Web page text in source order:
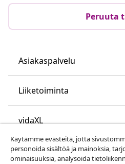
Peruuta
Asiakaspalvelu
Liiketoiminta
vidaXL
Löydä lisää
Käytämme evästeitä, jotta
personoida sisältöä ja mainoksia,
ominaisuuksia, analysoida